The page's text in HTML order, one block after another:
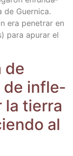
de Guer­ni­ca.
era pene­trar en
para apu­rar el
de
de infle­
la tie­rra
al